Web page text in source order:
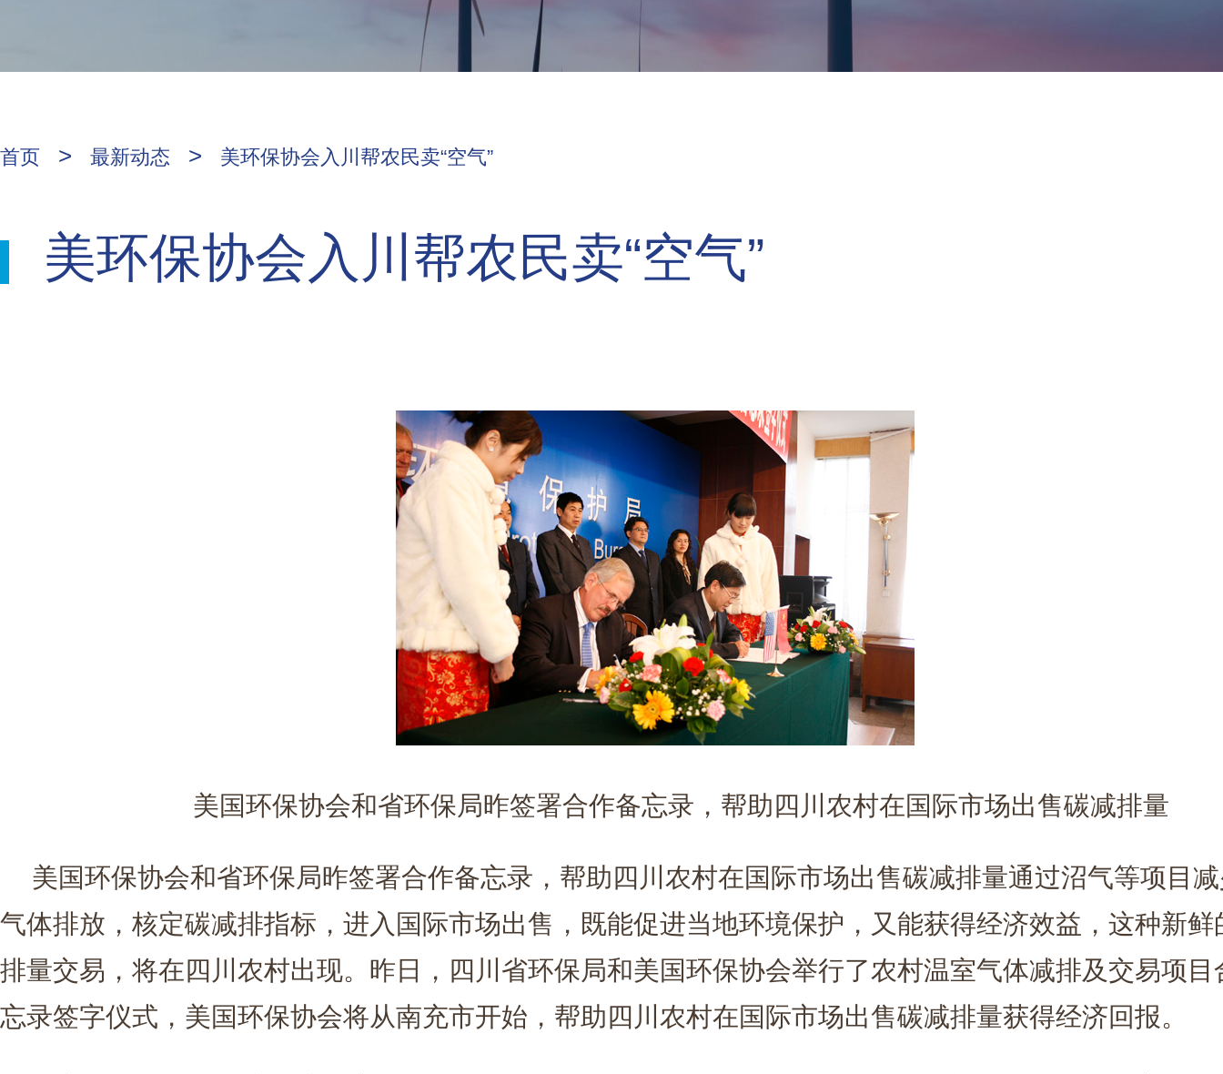
首页 > 最新动态 > 美环保协会入川帮农民卖“空气”
美环保协会入川帮农民卖“空气”
美国环保协会和省环保局昨签署合作备忘录，帮助四川农村在国际市场出售碳减排量
美国环保协会和省环保局昨签署合作备忘录，帮助四川农村在国际市场出售碳减排量通过沼气等项目
气体排放，核定碳减排指标，进入国际市场出售，既能促进当地环境保护，又能获得经济效益，这种新鲜
排量交易，将在四川农村出现。昨日，四川省环保局和美国环保协会举行了农村温室气体减排及交易项目
忘录签字仪式，美国环保协会将从南充市开始，帮助四川农村在国际市场出售碳减排量获得经济回报。